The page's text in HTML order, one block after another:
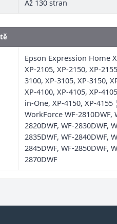
Až 130 stran
Epson Expression Home
XP-2105, XP-2150, XP-
3100, XP-3105, XP-3150,
XP-4100, XP-4105, XP-
in-One, XP-4150, XP-4155
WorkForce WF-2810DWF,
2820DWF, WF-2830DWF,
2835DWF, WF-2840DWF,
2845DWF, WF-2850DWF,
2870DWF